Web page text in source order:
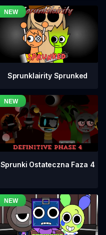
Sprunklairity Sprunked
Sprunki Ostateczna Faza 4